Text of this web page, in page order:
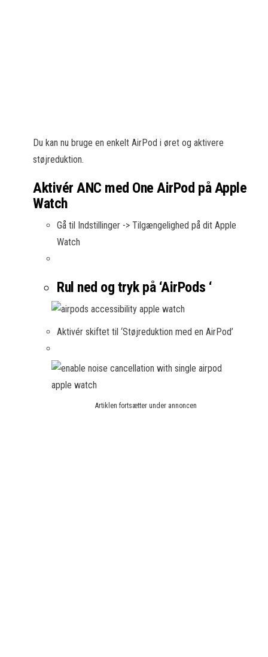
Du kan nu bruge en enkelt AirPod i øret og aktivere
støjreduktion.
Aktivér ANC med One AirPod på Apple
Watch
Gå til Indstillinger -> Tilgængelighed på dit Apple
Watch
Rul ned og tryk på ‘AirPods ‘
Aktivér skiftet til ‘Støjreduktion med en AirPod’
Artiklen fortsætter under annoncen